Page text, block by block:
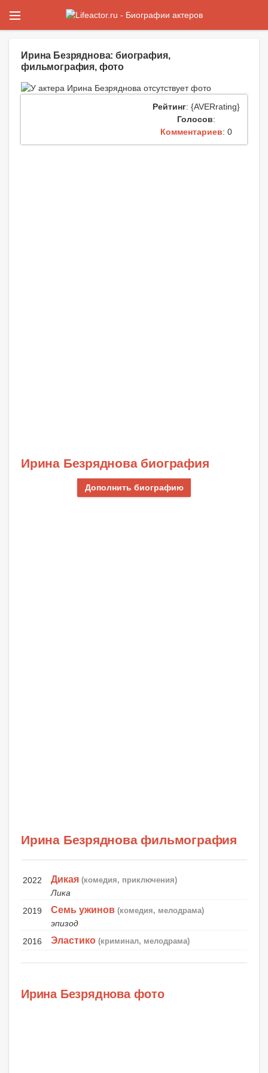
Ирина Безряднова: биография,
фильмография, фото
Рейтинг: {AVERrating}
Голосов:
Комментариев: 0
Ирина Безряднова биография
Дополнить биографию
Ирина Безряднова фильмография
2022 Дикая (комедия, приключения)
Лика
2019
Семь ужинов (комедия, мелодрама)
эпизод
2016
Эластико (криминал, мелодрама)
Ирина Безряднова фото